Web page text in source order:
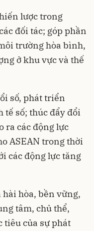
lược trong
đối tác; góp phần
trường hòa bình,
ở khu vực và thế
số, phát triển
số; thúc đẩy đổi
ra các động lực
ASEAN trong thời
các động lực tăng
hòa, bền vững,
tâm, chủ thể,
tiêu của sự phát